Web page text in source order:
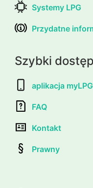
Systemy LPG
Przydatne
Szybki
aplikacja
FAQ
Kontakt
Prawny